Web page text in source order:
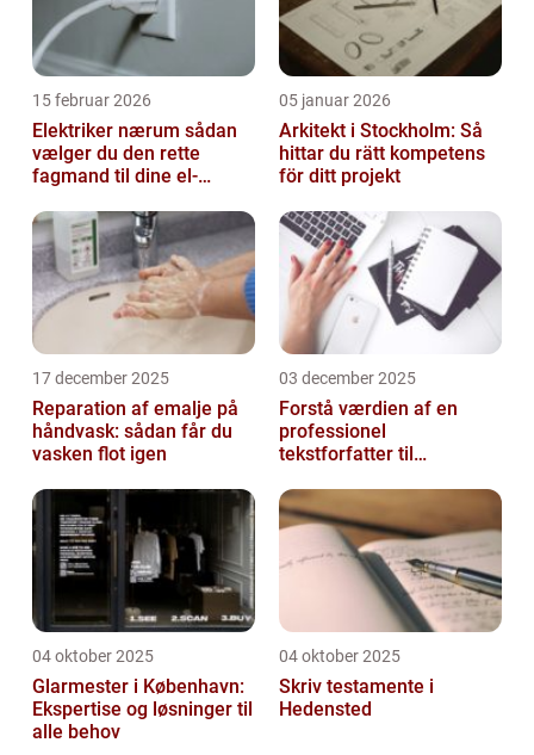
15 februar 2026
Elektriker nærum sådan
vælger du den rette
fagmand til dine el-
05 januar 2026
Arkitekt i Stockholm: Så
hittar du rätt kompetens
för ditt projekt
17 december 2025
Reparation af emalje på
håndvask: sådan får du
vasken flot igen
03 december 2025
Forstå værdien af en
professionel
tekstforfatter til
04 oktober 2025
Glarmester i København:
Ekspertise og løsninger til
alle behov
04 oktober 2025
Skriv testamente i
Hedensted